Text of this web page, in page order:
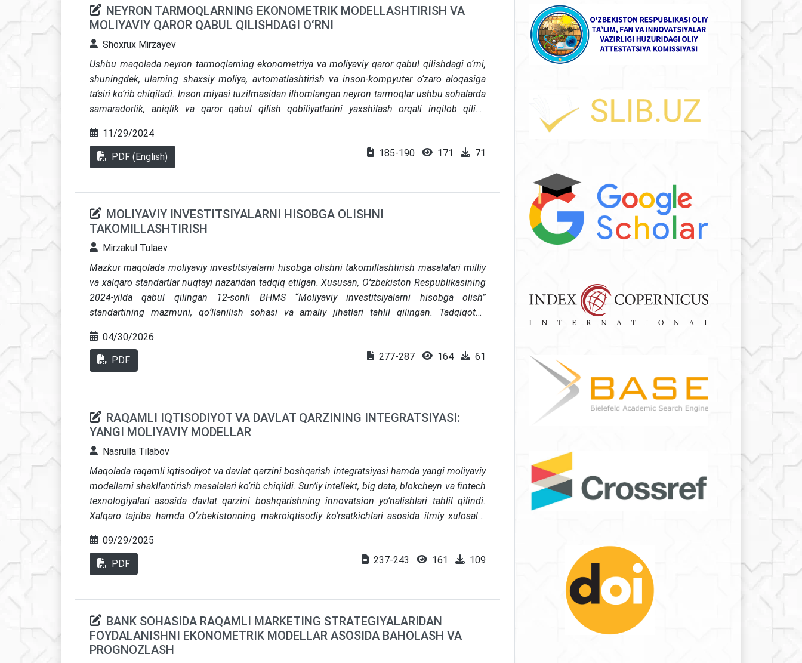
NEYRON TARMOQLARNING EKONOMETRIK MODELLASHTIRISH VA
MOLIYAVIY QAROR QABUL QILISHDAGI O‘RNI
Shoxrux Mirzayev
Ushbu maqolada neyron tarmoqlarning ekonometriya va moliyaviy qaror qabul qilishdagi o‘rni,
shuningdek, ularning shaxsiy moliya, avtomatlashtirish va inson-kompyuter o‘zaro aloqasiga
ta’siri ko‘rib chiqiladi. Inson miyasi tuzilmasidan ilhomlangan neyron tarmoqlar ushbu sohalarda
samaradorlik, aniqlik va qaror qabul qilish qobiliyatlarini yaxshilash orqali inqilob qilish
modellar yordamida byudjetlash, jamg‘arma va xarajatlarni boshqarishni optimallashtirishi
mumkin. Sog‘liqni saqlash sohasida esa neyron tarmoqlar diagnostika imkoniyatlarini
yaxshilaydi va prognozli davolashni ta’minlaydi. Maqolada, shuningdek, neyron tarmoqlarning
ma’lumotlarning maxfiyligi, xavfsizligi va tarafkashlikka oid muammolar ham ko‘rib chiqilib,
mas’uliyatli rivojlantirish zarurligi ta’kidlanadi. Umuman olganda, maqola neyron tarmoqlarni
ekonometriya modellari va moliyaviy tizimlarga integratsiya qilish foydalari zamonaviy yutuqlar
11/29/2024
PDF (English) 185-190 171 71
MOLIYAVIY INVESTITSIYALARNI HISOBGA OLISHNI
TAKOMILLASHTIRISH
Mirzakul Tulaev
Mazkur maqolada moliyaviy investitsiyalarni hisobga olishni takomillashtirish masalalari milliy
va xalqaro standartlar nuqtayi nazaridan tadqiq etilgan. Xususan, Oʻzbekiston Respublikasining
2024-yilda qabul qilingan 12-sonli BHMS “Moliyaviy investitsiyalarni hisobga olish”
standartining mazmuni, qoʻllanilish sohasi va amaliy jihatlari tahlil qilingan. Tadqiqotda
xalqaro amaliyotda qoʻllanilayotgan zamonaviy modellar oʻrtasidagi farqlar ochib berilgan.
Jumladan, IFRS 9 standarti doirasidagi biznes modelga asoslangan tasniflash, haqqoniy qiymat
boʻyicha baholash va kutilayotgan kredit zarari (ECL) modeli ilmiy jihatdan tahlil qilingan.
04/30/2026
PDF 277-287 164 61
RAQAMLI IQTISODIYOT VA DAVLAT QARZINING INTEGRATSIYASI:
YANGI MOLIYAVIY MODELLAR
Nasrulla Tilabov
Maqolada raqamli iqtisodiyot va davlat qarzini boshqarish integratsiyasi hamda yangi moliyaviy
modellarni shakllantirish masalalari ko‘rib chiqildi. Sun’iy intellekt, big data, blokcheyn va fintech
texnologiyalari asosida davlat qarzini boshqarishning innovatsion yo‘nalishlari tahlil qilindi.
Xalqaro tajriba hamda O‘zbekistonning makroiqtisodiy ko‘rsatkichlari asosida ilmiy xulosalar
09/29/2025
PDF 237-243 161 109
BANK SOHASIDA RAQAMLI MARKETING STRATEGIYALARIDAN
FOYDALANISHNI EKONOMETRIK MODELLAR ASOSIDA BAHOLASH VA
PROGNOZLASH